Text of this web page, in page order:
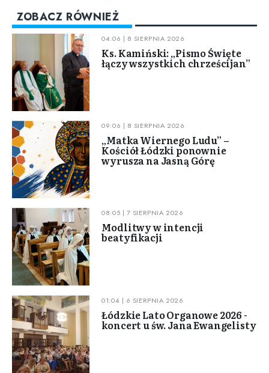
ZOBACZ RÓWNIEŻ
04:06 | 8 SIERPNIA 2026
Ks. Kamiński: „Pismo Święte
łączy wszystkich chrześcijan”
09:06 | 8 SIERPNIA 2026
„Matka Wiernego Ludu” –
Kościół Łódzki ponownie
wyrusza na Jasną Górę
08:05 | 7 SIERPNIA 2026
Modlitwy w intencji
beatyfikacji
01:04 | 6 SIERPNIA 2026
Łódzkie Lato Organowe 2026 -
koncert u św. Jana Ewangelisty